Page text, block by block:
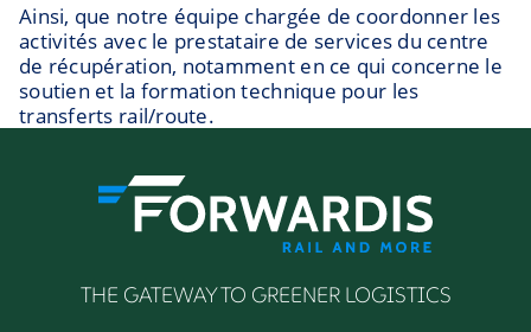
Ainsi, que notre équipe chargée de coordonner les
activités avec le prestataire de services du centre
de récupération, notamment en ce qui concerne le
soutien et la formation technique pour les
transferts rail/route.
THE GATEWAY TO GREENER LOGISTICS